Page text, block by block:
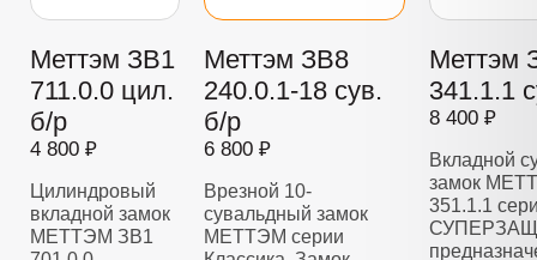
Меттэм ЗВ1
711.0.0 цил.
б/р
4 800 ₽
Цилиндровый
вкладной замок
МЕТТЭМ ЗВ1
Меттэм ЗВ8
240.0.1-18 сув.
б/р
6 800 ₽
Врезной 10-
сувальдный замок
МЕТТЭМ серии
Меттэм
341.1.1
8 400 ₽
Вкладной
замок
351.1.1